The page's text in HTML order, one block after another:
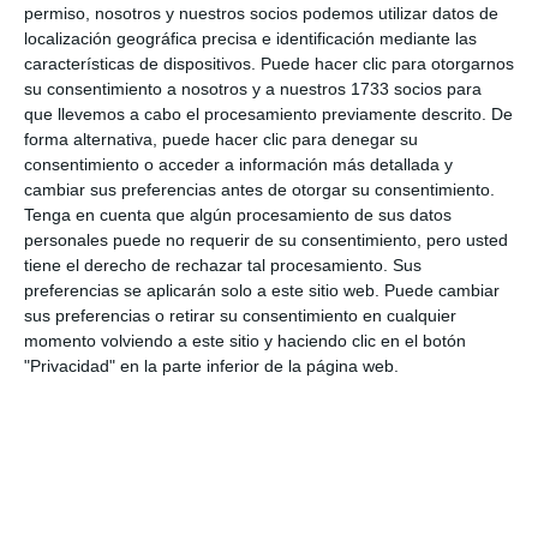
permiso, nosotros y nuestros socios podemos utilizar datos de
localización geográfica precisa e identificación mediante las
características de dispositivos. Puede hacer clic para otorgarnos
su consentimiento a nosotros y a nuestros 1733 socios para
que llevemos a cabo el procesamiento previamente descrito. De
forma alternativa, puede hacer clic para denegar su
consentimiento o acceder a información más detallada y
cambiar sus preferencias antes de otorgar su consentimiento.
Tenga en cuenta que algún procesamiento de sus datos
personales puede no requerir de su consentimiento, pero usted
tiene el derecho de rechazar tal procesamiento. Sus
preferencias se aplicarán solo a este sitio web. Puede cambiar
sus preferencias o retirar su consentimiento en cualquier
momento volviendo a este sitio y haciendo clic en el botón
"Privacidad" en la parte inferior de la página web.
1.Serán castigados con la pena de prisión de tres meses a
un año o multa de seis a dieciocho meses, los que, sin
estar comprendidos en el artículo 550, resistiesen
odesobedeciesen gravemente a la autoridad o sus
agentes en el ejercicio de susfunciones, o al personal de
seguridad privada, debidamente identificado,
quedesarrolle actividades de seguridad privada en
cooperación y bajo el mando de lasFuerzas y Cuerpos de
Seguridad.
Comparte esta noticia desde el siguiente enlace: